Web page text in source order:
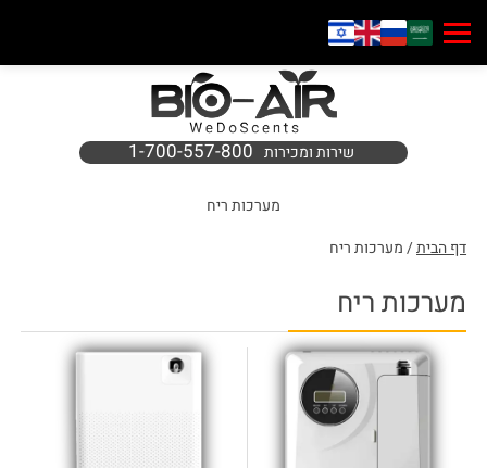
שירות ומכירות 1-700-557-800
מערכות ריח
דף הבית/ מערכות ריח
מערכות ריח